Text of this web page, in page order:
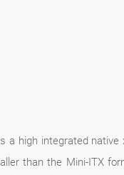
a high integrated
than the Mini-ITX